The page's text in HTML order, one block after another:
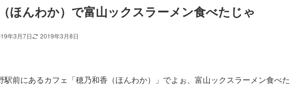
ほんわか）で富山ックスラーメン食べたじゃ
年3月7日 2019年3月8日
駅前にあるカフェ「穂乃和香（ほんわか）」でよぉ、富山ックスラーメン食べた